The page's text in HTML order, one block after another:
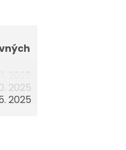
2025
2025
2025